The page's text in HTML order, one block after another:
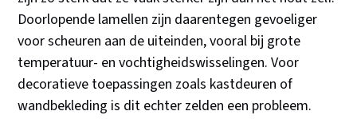
Doorlopende lamellen zijn daarentegen gevoeliger
voor scheuren aan de uiteinden, vooral bij grote
temperatuur- en vochtigheidswisselingen. Voor
decoratieve toepassingen zoals kastdeuren of
wandbekleding is dit echter zelden een probleem.